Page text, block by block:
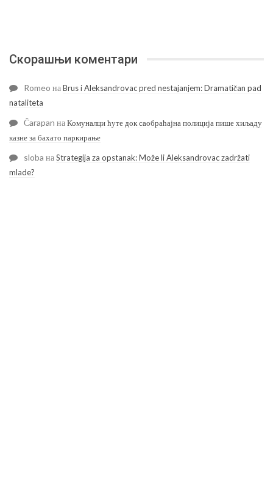
Скорашњи коментари
Romeo наBrus i Aleksandrovac pred nestajanjem: Dramatičan pad
nataliteta
Čarapan наКомуналци ћуте док саобраћајна полиција пише хиљаду
казне за бахато паркирање
sloba наStrategija za opstanak: Može li Aleksandrovac zadržati
mlade?